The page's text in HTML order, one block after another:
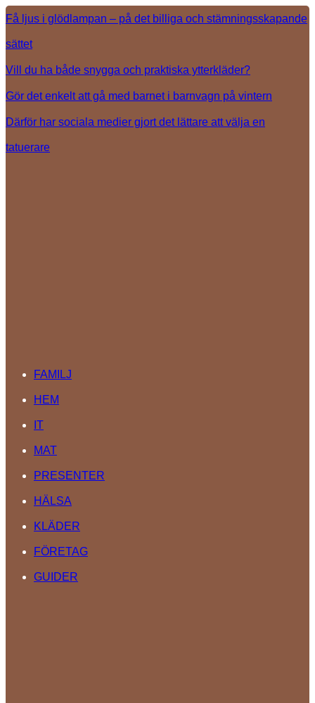
Få ljus i glödlampan – på det billiga och stämningsskapande
sättet
Vill du ha både snygga och praktiska ytterkläder?
Gör det enkelt att gå med barnet i barnvagn på vintern
Därför har sociala medier gjort det lättare att välja en
tatuerare
FAMILJ
HEM
IT
MAT
PRESENTER
HÄLSA
KLÄDER
FÖRETAG
GUIDER